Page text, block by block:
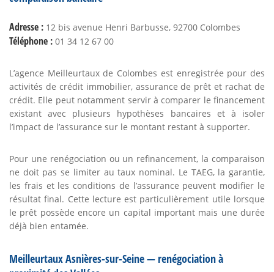
Adresse : 12 bis avenue Henri Barbusse, 92700 Colombes
Téléphone : 01 34 12 67 00
L’agence Meilleurtaux de Colombes est enregistrée pour des
activités de crédit immobilier, assurance de prêt et rachat de
crédit. Elle peut notamment servir à comparer le financement
existant avec plusieurs hypothèses bancaires et à isoler
l’impact de l’assurance sur le montant restant à supporter.
Pour une renégociation ou un refinancement, la comparaison
ne doit pas se limiter au taux nominal. Le TAEG, la garantie,
les frais et les conditions de l’assurance peuvent modifier le
résultat final. Cette lecture est particulièrement utile lorsque
le prêt possède encore un capital important mais une durée
déjà bien entamée.
Meilleurtaux Asnières-sur-Seine — renégociation à